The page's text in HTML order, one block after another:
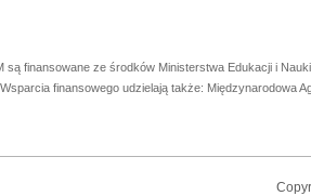
są finansowane ze środków Ministerstwa Edukacji i
Wsparcia finansowego udzielają także: Międzynarodowa